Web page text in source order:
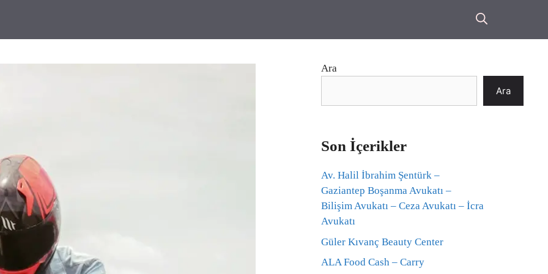
Ara
Ara
Son İçerikler
Av. Halil İbrahim Şentürk –
Gaziantep Boşanma Avukatı –
Bilişim Avukatı – Ceza Avukatı – İcra
Avukatı
Güler Kıvanç Beauty Center
ALA Food Cash – Carry